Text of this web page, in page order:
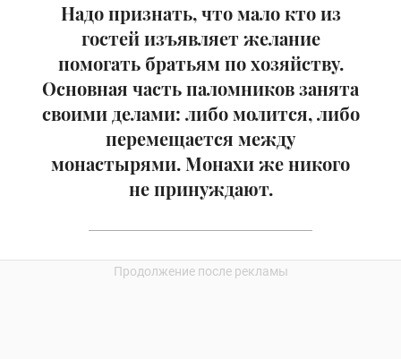
Надо признать, что мало кто из
гостей изъявляет желание
помогать братьям по хозяйству.
Основная часть паломников занята
своими делами: либо молится, либо
перемещается между
монастырями. Монахи же никого
не принуждают.